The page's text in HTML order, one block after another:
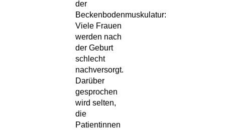
der
Beckenbodenmuskulatur:
Viele Frauen
werden nach
der Geburt
schlecht
nachversorgt.
Darüber
gesprochen
wird selten,
die
Patientinnen